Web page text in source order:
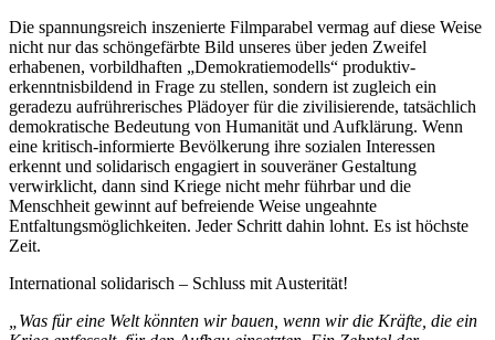
Die spannungsreich inszenierte Filmparabel vermag auf diese Weise
nicht nur das schöngefärbte Bild unseres über jeden Zweifel
erhabenen, vorbildhaften „Demokratiemodells“ produktiv-
erkenntnisbildend in Frage zu stellen, sondern ist zugleich ein
geradezu aufrührerisches Plädoyer für die zivilisierende, tatsächlich
demokratische Bedeutung von Humanität und Aufklärung. Wenn
eine kritisch-informierte Bevölkerung ihre sozialen Interessen
erkennt und solidarisch engagiert in souveräner Gestaltung
verwirklicht, dann sind Kriege nicht mehr führbar und die
Menschheit gewinnt auf befreiende Weise ungeahnte
Entfaltungsmöglichkeiten. Jeder Schritt dahin lohnt. Es ist höchste
Zeit.
International solidarisch – Schluss mit Austerität!
Was für eine Welt könnten wir bauen, wenn wir die Kräfte, die ein